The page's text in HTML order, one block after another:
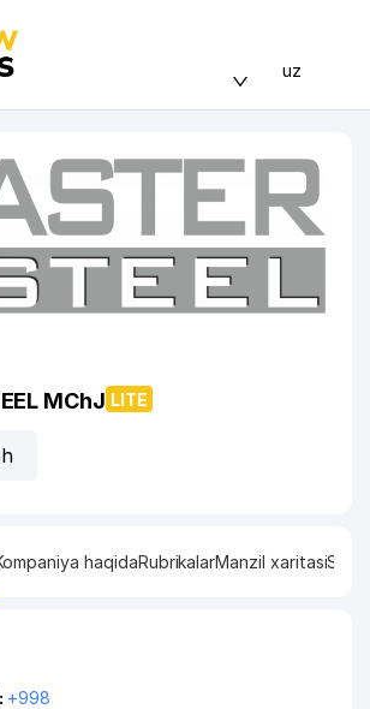
uz
MChJ LITE
haqidaRubrikalarManzil xaritasi
+998